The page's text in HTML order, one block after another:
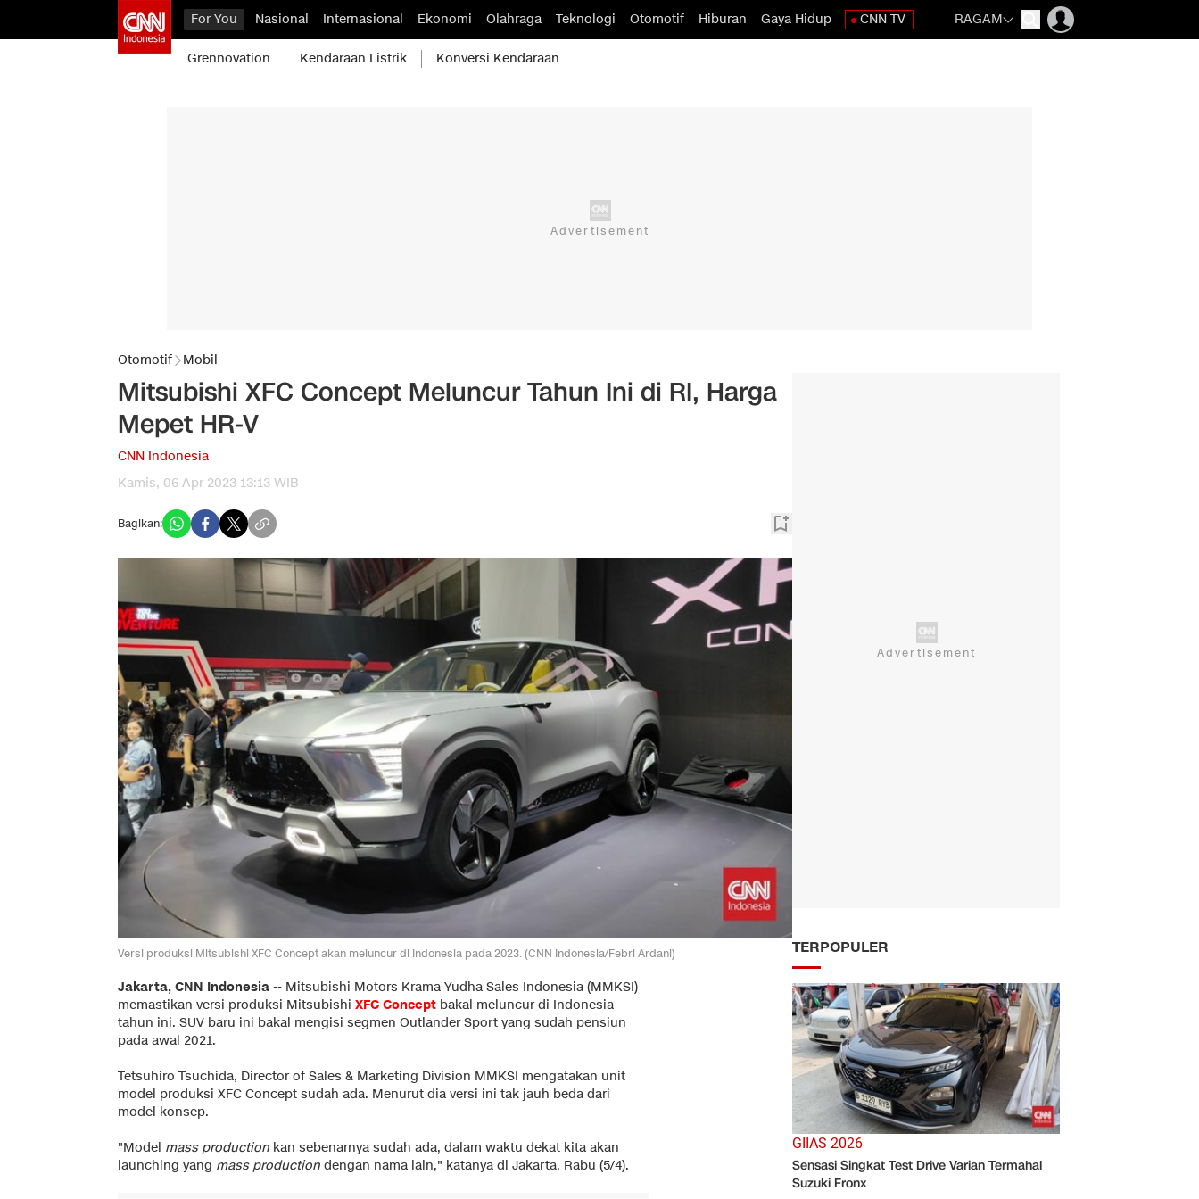
For You Nasional Internasional Ekonomi Olahraga Teknologi Otomotif Hiburan Gaya Hidup CNN TV RAGAM
Grennovation Kendaraan Listrik Konversi Kendaraan
Otomotif Mobil
Mitsubishi XFC Concept Meluncur Tahun Ini di RI, Harga
Mepet HR-V
CNN Indonesia
Kamis, 06 Apr 2023 13:13 WIB
Bagikan:
Versi produksi Mitsubishi XFC Concept akan meluncur di Indonesia pada 2023. (CNN Indonesia/Febri Ardani)
Jakarta, CNN Indonesia -- Mitsubishi Motors Krama Yudha Sales Indonesia (MMKSI)
memastikan versi produksi Mitsubishi XFC Concept bakal meluncur di Indonesia
tahun ini. SUV baru ini bakal mengisi segmen Outlander Sport yang sudah pensiun
pada awal 2021.
Tetsuhiro Tsuchida, Director of Sales & Marketing Division MMKSI mengatakan unit
model produksi XFC Concept sudah ada. Menurut dia versi ini tak jauh beda dari
model konsep.
"Model mass production kan sebenarnya sudah ada, dalam waktu dekat kita akan
launching yang mass production dengan nama lain," katanya di Jakarta, Rabu (5/4).
TERPOPULER
GIIAS 2026
Sensasi Singkat Test Drive Varian Termahal
Suzuki Fronx